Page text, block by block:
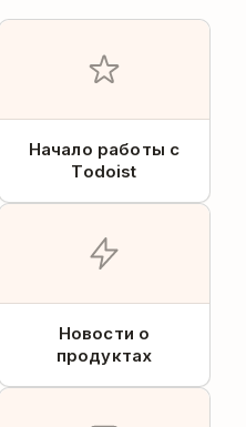
Начало работы с
Todoist
Новости о
продуктах